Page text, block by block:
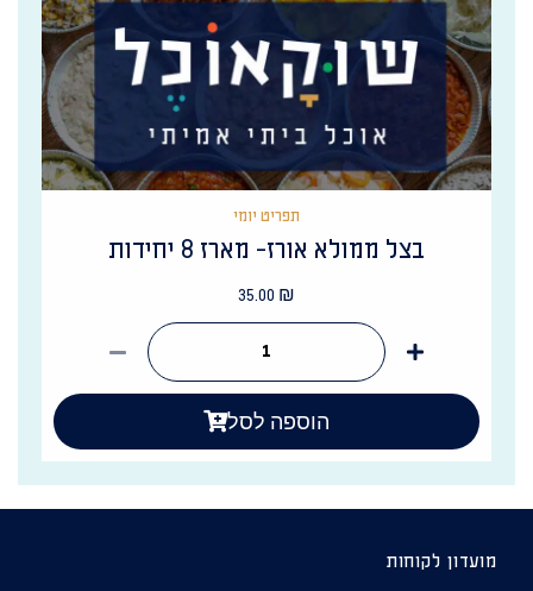
תפריט יומי
בצל ממולא אורז- מארז 8 יחידות
35.00 ₪
הוספה לסל
מועדון לקוחות